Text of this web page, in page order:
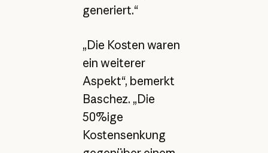
generiert.“
„Die Kosten waren
ein weiterer
Aspekt“, bemerkt
Baschez. „Die
50%ige
Kostensenkung